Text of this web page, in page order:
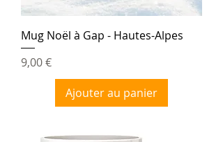
Mug Noël à Gap - Hautes-Alpes
Prix
9,00 €
Ajouter au panier